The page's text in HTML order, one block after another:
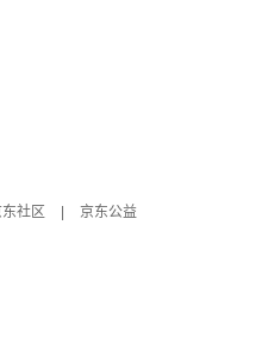
社区
京东公益